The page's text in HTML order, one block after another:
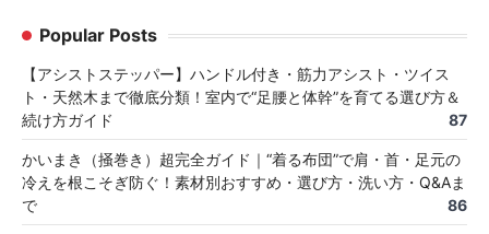
Popular Posts
【アシストステッパー】ハンドル付き・筋力アシスト・ツイス
ト・天然木まで徹底分類！室内で“足腰と体幹”を育てる選び方＆
続け方ガイド
87
かいまき（掻巻き）超完全ガイド｜“着る布団”で肩・首・足元の
冷えを根こそぎ防ぐ！素材別おすすめ・選び方・洗い方・Q&Aま
で
86